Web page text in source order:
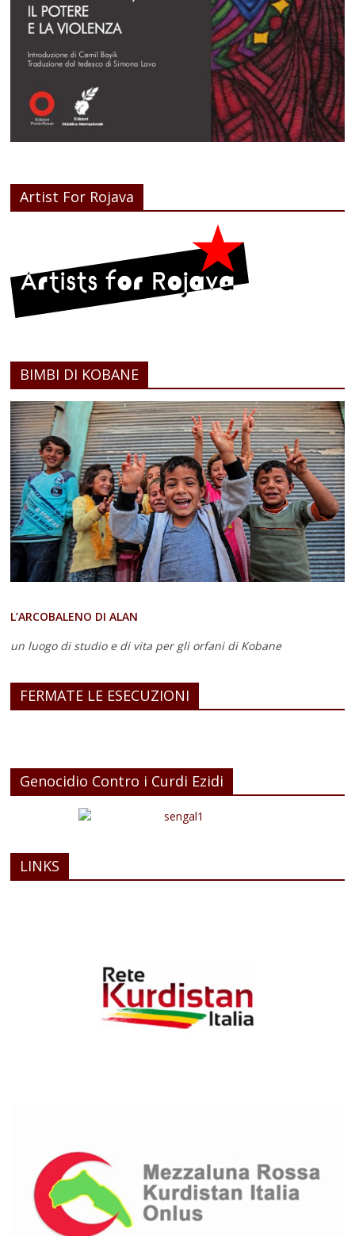
Artist For Rojava
BIMBI DI KOBANE
L’ARCOBALENO DI ALAN
un luogo di studio e di vita per gli orfani di Kobane
FERMATE LE ESECUZIONI
Genocidio Contro i Curdi Ezidi
LINKS